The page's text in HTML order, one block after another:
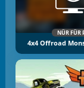
NÜR FÜR
4x4 Offroad